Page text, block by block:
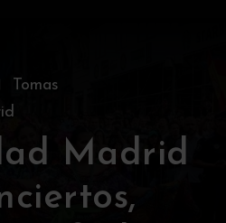
Tomas
Madrid